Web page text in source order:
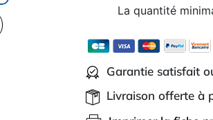
La quantité
Garantie satisfait
Livraison offerte à